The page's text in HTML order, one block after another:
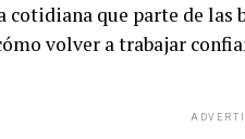
cotidiana que parte de las
volver a trabajar